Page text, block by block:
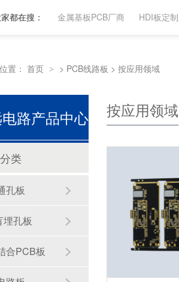
都在搜： 金属基板PCB厂商 HDI板定
置： 首页 > > PCB线路板 > 按应用领域
按应用领域
路产品中心
类
孔板
埋孔板
合PCB板